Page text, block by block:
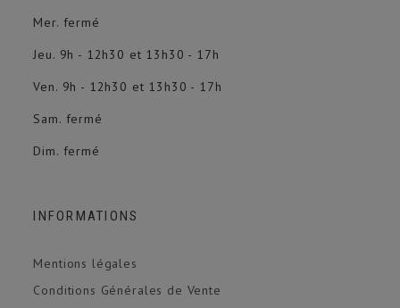
Mer. fermé
Jeu. 9h - 12h30 et 13h30 - 17h
Ven. 9h - 12h30 et 13h30 - 17h
Sam. fermé
Dim. fermé
INFORMATIONS
Mentions légales
Conditions Générales de Vente